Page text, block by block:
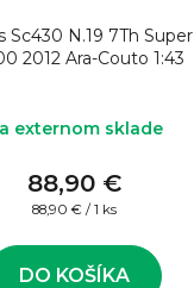
Sc430 N.19 7Th Super
2012 Ara-Couto 1:43
externom sklade
88,90 €
Jednotková
88,90 € / 1 ks
DO KOŠÍKA